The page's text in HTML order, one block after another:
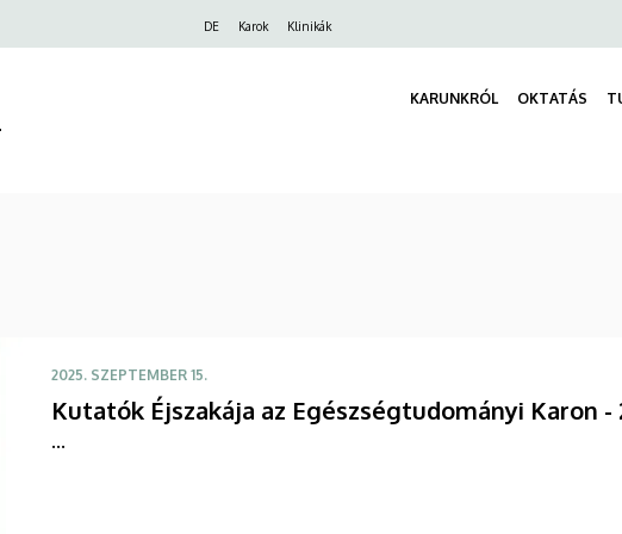
DE Karok Klinikák
KARUNKRÓL OKTATÁS
2025. SZEPTEMBER 15.
Kutatók Éjszakája az Egészségtudományi Karon -
...